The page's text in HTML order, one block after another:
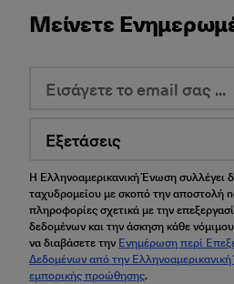
Μείνετε
Εξετάσεις
Η Ελληνοαμερικανική Ένωση συλλέγει
ταχυδρομείου με σκοπό την αποστολή
πληροφορίες σχετικά με την
δεδομένων και την άσκηση κάθε
να διαβάσετε την Ενημέρωση περί
Δεδομένων από την
εμπορικής προώθησης.